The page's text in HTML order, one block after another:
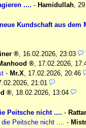
.... - Hamidullah
Kundschaft aus dem
, 16.02.2026, 23:03
, 17.02.2026,
- Mr.X, 17.02.2026, 20:46
21:01
, 18.02.2026, 13:04
Peitsche nicht .... -
Peitsche nicht ....
-